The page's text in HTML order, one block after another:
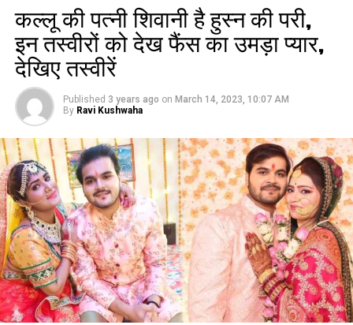
कल्लू की पत्नी शिवानी है हुस्न की परी,
इन तस्वीरों को देख फैंस का उमड़ा प्यार,
देखिए तस्वीरें
Published 3 years ago on March 14, 2023, 10:07 AM
By Ravi Kushwaha